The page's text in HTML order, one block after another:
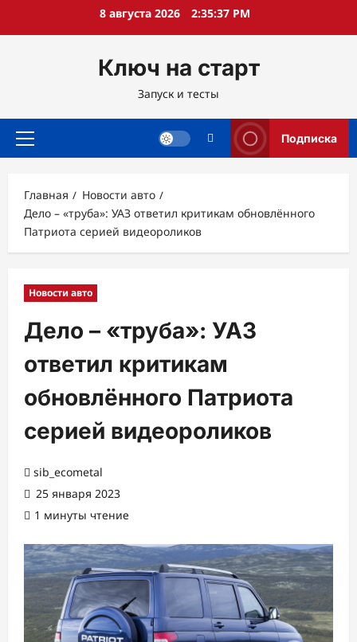
8 августа 2026 2:35:38 PM
Ключ на старт
Запуск и тесты
Основное
Подписка
Главная
Новости авто
Дело – «труба»: УАЗ ответил критикам обновлённого
Патриота серией видеороликов
Новости авто
Дело – «труба»: УАЗ
ответил критикам
обновлённого Патриота
серией видеороликов
sib_ecometal
25 января 2023
1 минуты чтение